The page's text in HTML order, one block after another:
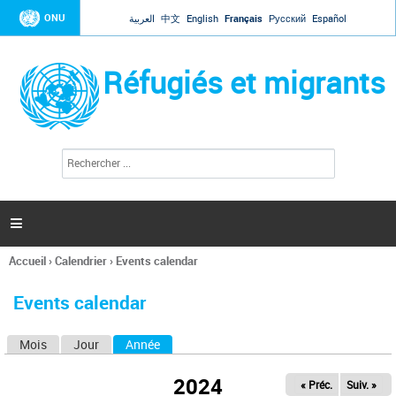
Jump to navigation
ONU العربية 中文 English Français Русский Español
Réfugiés et migrants
l
c
h
e

Vous
ici
Accueil›Calendrier› Events calendar
Events calendar
Mois Jour Année
2024 « Préc. Suiv. »